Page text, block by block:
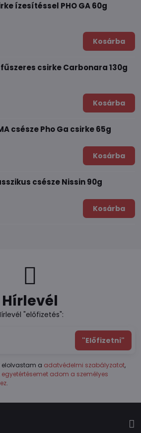
ízesítéssel PHO GA 60g
Kosárba
fűszeres csirke Carbonara 130g
Kosárba
csésze Pho Ga csirke 65g
Kosárba
csésze Nissin 90g
Kosárba
Hírlevél
"előfizetés":
"Előfizetni"
elolvastam a adatvédelmi szabályzatot,
egyetértésemet adom a személyes
.